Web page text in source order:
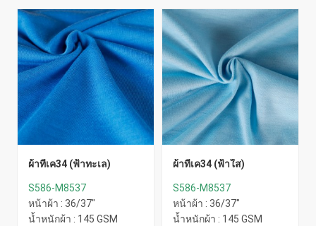
ผ้าทีเค34 (ฟ้าทะเล)
S586-M8537
หน้าผ้า : 36/37"
น้ำหนักผ้า : 145 GSM
ผ้าทีเค34 (ฟ้าใส)
S586-M8537
หน้าผ้า : 36/37"
น้ำหนักผ้า : 145 GSM